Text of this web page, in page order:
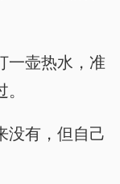
一壶热水，准
没有，但自己